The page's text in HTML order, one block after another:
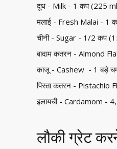
दूध - Milk - 1 कप (225
मलाई - Fresh Malai - 1
चीनी - Sugar - 1/2 कप
बादाम कतरन - Almond
काजू - Cashew - 1 बड़े
पिस्ता कतरन - Pistachio
इलायची - Cardamom - 4,
लौकी ग्रेट